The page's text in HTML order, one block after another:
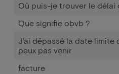
Où puis-je trouver le délai
Que signifie obvb ?
J'ai dépassé la date limite
peux pas venir
facture